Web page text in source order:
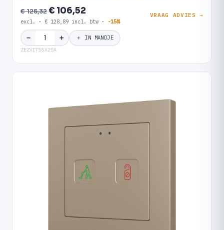
€ 125,32€ 106,52
excl. · € 128,89 incl. btw · -15%
VRAAG ADVIES →
− ＋ ＋ IN MANDJE
ZEZVIT55X2SA